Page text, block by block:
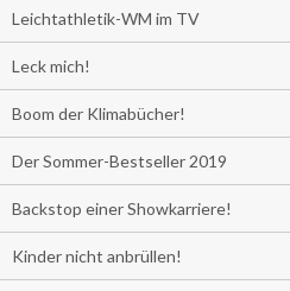
Leichtathletik-WM im TV
Leck mich!
Boom der Klimabücher!
Der Sommer-Bestseller 2019
Backstop einer Showkarriere!
Kinder nicht anbrüllen!